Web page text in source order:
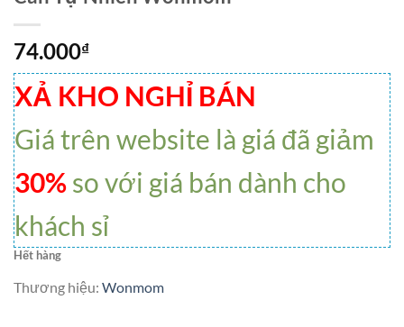
74.000₫
XẢ KHO NGHỈ BÁN
Giá trên website là giá đã giảm
30%so với giá bán dành cho
khách sỉ
Hết hàng
Thương hiệu: Wonmom